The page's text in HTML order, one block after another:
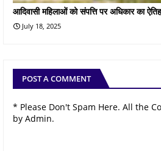
आदिवासी महिलाओं को संपत्ति पर अधिकार का
July 18, 2025
POST A COMMENT
* Please Don't Spam Here. All the
by Admin.